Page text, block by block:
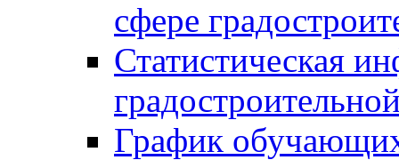
сфере
Статистическая
График